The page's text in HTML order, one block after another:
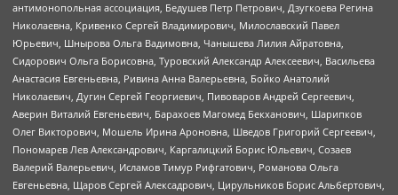
антимонопольная ассоциация, Бедушев Петр Петрович, Дзугкоева Регина
Николаевна, Кривенко Сергей Владимирович, Милославский Павел
Юрьевич, Шнырова Ольга Вадимовна, Чанышева Лилия Айратовна,
Сидорович Ольга Борисовна, Туровский Александр Алексеевич, Васильева
Анастасия Евгеньевна, Ривина Анна Валерьевна, Бойко Анатолий
Николаевич, Дугин Сергей Георгиевич, Пивоваров Андрей Сергеевич,
Аверин Виталий Евгеньевич, Барахоев Магомед Бекханович, Шарипков
Олег Викторович, Мошель Ирина Ароновна, Шведов Григорий Сергеевич,
Пономарев Лев Александрович, Каргалицкий Борис Юльевич, Созаев
Валерий Валерьевич, Исламов Тимур Рифгатович, Романова Ольга
Евгеньевна, Щаров Сергей Алексадрович, Цирульников Борис Альбертович,